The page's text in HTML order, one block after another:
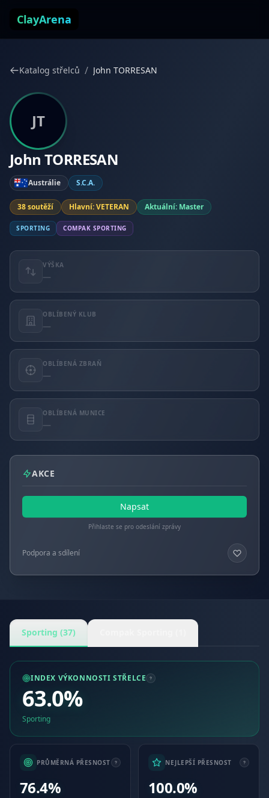
ClayArena
Katalog střelců / John TORRESAN
JT
John TORRESAN
Austrálie S.C.A.
38 soutěží Hlavní: VETERAN Aktuální: Master
SPORTING COMPAK SPORTING
VÝŠKA
—
OBLÍBENÝ KLUB
—
OBLÍBENÁ ZBRAŇ
—
OBLÍBENÁ MUNICE
—
AKCE
Napsat
Přihlaste se pro odeslání zprávy
Podpora a sdílení
Sporting (37)
INDEX VÝKONNOSTI STŘELCE
63.0%
Sporting
PRŮMĚRNÁ PŘESNOST
76.4%
NEJLEPŠÍ PŘESNOST
100.0%